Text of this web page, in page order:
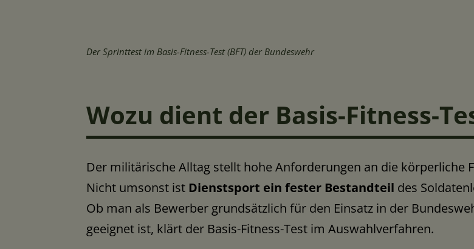
Der Sprinttest im Basis-Fitness-Test (BFT) der Bundeswehr
Wozu dient der Basis-Fitness-
Der militärische Alltag stellt hohe Anforderungen an die körperliche
Nicht umsonst ist Dienstsport ein fester Bestandteil des
Ob man als Bewerber grundsätzlich für den Einsatz in der
geeignet ist, klärt der Basis-Fitness-Test im Auswahlverfahren.